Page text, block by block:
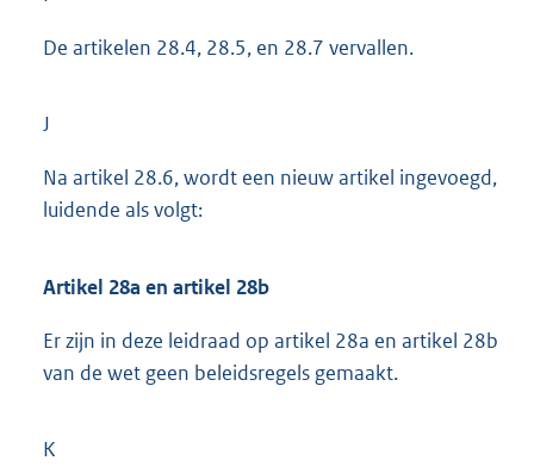
De artikelen 28.4, 28.5, en 28.7 vervallen.
J
Na artikel 28.6, wordt een nieuw artikel ingevoegd,
luidende als volgt:
Artikel 28a en artikel 28b
Er zijn in deze leidraad op artikel 28a en artikel 28b
van de wet geen beleidsregels gemaakt.
K